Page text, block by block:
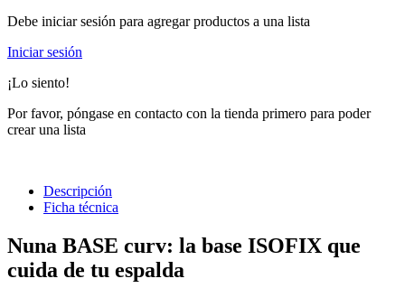
Debe iniciar sesión para agregar productos a una lista
Iniciar sesión
¡Lo siento!
Por favor, póngase en contacto con la tienda primero para poder
crear una lista
Descripción
Ficha técnica
Nuna BASE curv: la base ISOFIX que
cuida de tu espalda